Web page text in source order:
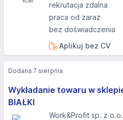
rekrutacja zdalna
praca od zaraz
bez doświadczenia
Aplikuj bez CV
Wykładanie towaru w
BIAŁKI
Work&Profit sp. z o.o.
Dodana 7 sierpnia